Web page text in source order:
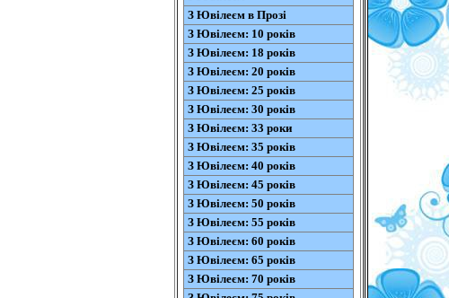
З Ювілеєм в Прозі
З Ювілеєм: 10 років
З Ювілеєм: 18 років
З Ювілеєм: 20 років
З Ювілеєм: 25 років
З Ювілеєм: 30 років
З Ювілеєм: 33 роки
З Ювілеєм: 35 років
З Ювілеєм: 40 років
З Ювілеєм: 45 років
З Ювілеєм: 50 років
З Ювілеєм: 55 років
З Ювілеєм: 60 років
З Ювілеєм: 65 років
З Ювілеєм: 70 років